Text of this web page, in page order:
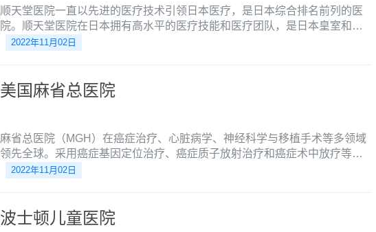
顺天堂医院一直以先进的医疗技术引领日本医疗，是日本综合排名前列的医
院。顺天堂医院在日本拥有高水平的医疗技能和医疗团队，是日本皇室和政
界领导人信任的医院之一。
2022年11月02日
美国麻省总医院
麻省总医院（MGH）在癌症治疗、心脏病学、神经科学与移植手术等多领域
领先全球。采用癌症基因定位治疗、癌症质子放射治疗和癌症术中放疗等先
进技术，显著增强癌症疗效。
2022年11月02日
波士顿儿童医院